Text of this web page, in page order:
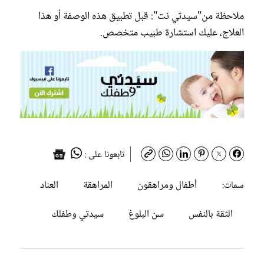
ملاحظة من"سيدتي نت": قبل تطبيق هذه الوصفة أو هذا
العلاج، عليك استشارة طبيب متخصص.
تابعونا على :
سمات:
أطفال ومراهقون المراهقة
العناد
الثقة بالنفس
سن البلوغ سيدتي وطفلك